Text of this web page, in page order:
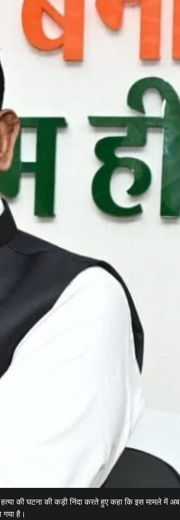
की घटना की कड़ी निंदा करते हुए कहा कि इस मामले में अब
गया है।
साय कैबिनेट ने छत्तीसगढ़ राज्य आर्टिफिशियल
इंटेलिजेंस (AI) मिशन को दी मंजूरी
Moresamachar.com 0